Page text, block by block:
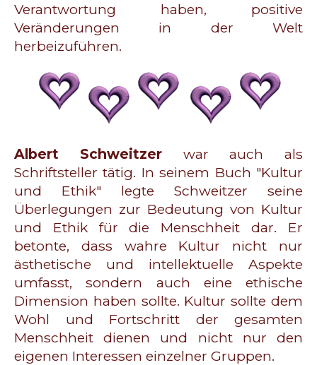
Verantwortung haben, positive
Veränderungen in der Welt
herbeizuführen.
Albert Schweitzerwar auch als
Schriftsteller tätig. In seinem Buch "Kultur
und Ethik" legte Schweitzer seine
Überlegungen zur Bedeutung von Kultur
und Ethik für die Menschheit dar. Er
betonte, dass wahre Kultur nicht nur
ästhetische und intellektuelle Aspekte
umfasst, sondern auch eine ethische
Dimension haben sollte. Kultur sollte dem
Wohl und Fortschritt der gesamten
Menschheit dienen und nicht nur den
eigenen Interessen einzelner Gruppen.